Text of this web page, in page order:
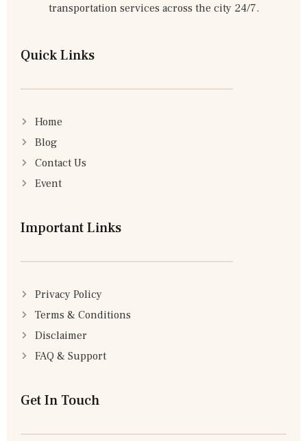
transportation services across the city 24/7.
Quick Links
Home
Blog
Contact Us
Event
Important Links
Privacy Policy
Terms & Conditions
Disclaimer
FAQ & Support
Get In Touch